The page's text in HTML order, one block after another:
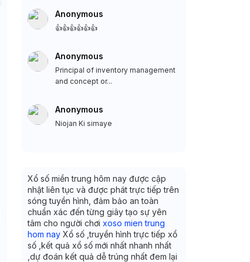
Anonymous
👍👍👍👍👍👍
Anonymous
Principal of inventory management
and concept or...
Anonymous
Niojan Ki simaye
Xổ số miền trung hôm nay được cập
nhật liên tục và được phát trực tiếp trên
sóng tuyền hình, đảm bảo an toàn
chuẩn xác đến từng giây tạo sự yên
tâm cho người chơi xoso mien trung
hom nayXổ số ,truyền hình trực tiếp xổ
số ,kết quả xổ số mới nhất nhanh nhất
,dự đoán kết quả dễ trúng nhất đem lại